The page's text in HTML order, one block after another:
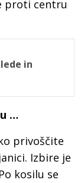
proti centru
in
…
privoščite
Izbire je
kosilu se